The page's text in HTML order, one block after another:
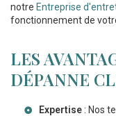
notre Entreprise
fonctionnement de
LES
DÉPANNE
Expertise : Nos